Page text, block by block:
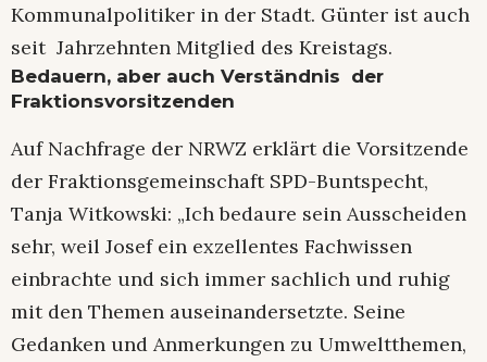
Kommunalpolitiker in der Stadt. Günter ist auch
seit Jahrzehnten Mitglied des Kreistags.
Bedauern, aber auch Verständnis der
Fraktionsvorsitzenden
Auf Nachfrage der NRWZ erklärt die Vorsitzende
der Fraktionsgemeinschaft SPD-Buntspecht,
Tanja Witkowski: „Ich bedaure sein Ausscheiden
sehr, weil Josef ein exzellentes Fachwissen
einbrachte und sich immer sachlich und ruhig
mit den Themen auseinandersetzte. Seine
Gedanken und Anmerkungen zu Umweltthemen,